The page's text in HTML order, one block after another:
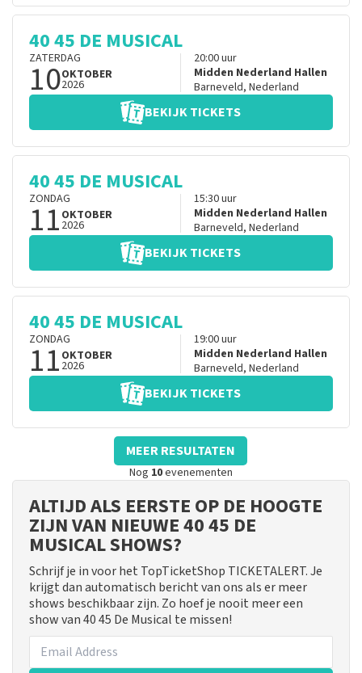
40 45 DE MUSICAL
ZATERDAG
10OKTOBER
2026
20:00uur
Midden Nederland Hallen
Barneveld, Nederland
BEKIJK TICKETS
40 45 DE MUSICAL
ZONDAG
11 OKTOBER
2026
15:30uur
Midden Nederland Hallen
Barneveld, Nederland
BEKIJK TICKETS
40 45 DE MUSICAL
ZONDAG
11 OKTOBER
2026
19:00uur
Midden Nederland Hallen
Barneveld, Nederland
BEKIJK TICKETS
MEER RESULTATEN
Nog 10evenementen
ALTIJD ALS EERSTE OP DE HOOGTE
ZIJN VAN NIEUWE 40 45 DE
MUSICAL SHOWS?
Schrijf je in voor het TopTicketShop TICKETALERT. Je
krijgt dan automatisch bericht van ons als er meer
shows beschikbaar zijn. Zo hoef je nooit meer een
show van 40 45 De Musical te missen!